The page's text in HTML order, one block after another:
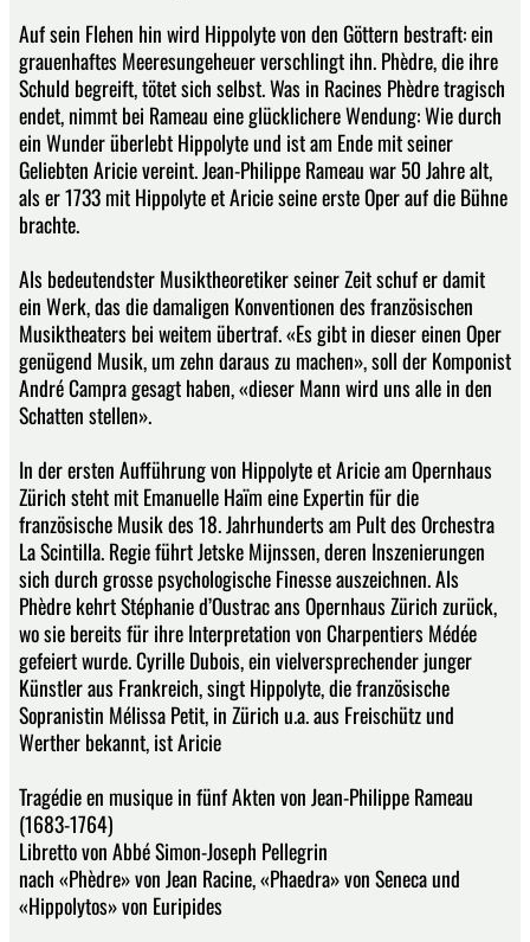
Auf sein Flehen hin wird Hippolyte von den Göttern bestraft: ein
grauenhaftes Meeresungeheuer verschlingt ihn. Phèdre, die ihre
Schuld begreift, tötet sich selbst. Was in Racines Phèdre tragisch
endet, nimmt bei Rameau eine glücklichere Wendung: Wie durch
ein Wunder überlebt Hippolyte und ist am Ende mit seiner
Geliebten Aricie vereint. Jean-Philippe Rameau war 50 Jahre alt,
als er 1733 mit Hippolyte et Aricie seine erste Oper auf die Bühne
brachte.
Als bedeutendster Musiktheoretiker seiner Zeit schuf er damit
ein Werk, das die damaligen Konventionen des französischen
Musiktheaters bei weitem übertraf. «Es gibt in dieser einen Oper
genügend Musik, um zehn daraus zu machen», soll der Komponist
André Campra gesagt haben, «dieser Mann wird uns alle in den
Schatten stellen».
In der ersten Aufführung von Hippolyte et Aricie am Opernhaus
Zürich steht mit Emanuelle Haïm eine Expertin für die
französische Musik des 18. Jahrhunderts am Pult des Orchestra
La Scintilla. Regie führt Jetske Mijnssen, deren Inszenierungen
sich durch grosse psychologische Finesse auszeichnen. Als
Phèdre kehrt Stéphanie d’Oustrac ans Opernhaus Zürich zurück,
wo sie bereits für ihre Interpretation von Charpentiers Médée
gefeiert wurde. Cyrille Dubois, ein vielversprechender junger
Künstler aus Frankreich, singt Hippolyte, die französische
Sopranistin Mélissa Petit, in Zürich u.a. aus Freischütz und
Werther bekannt, ist Aricie
Tragédie en musique in fünf Akten von Jean-Philippe Rameau
(1683-1764)
Libretto von Abbé Simon-Joseph Pellegrin
nach «Phèdre» von Jean Racine, «Phaedra» von Seneca und
«Hippolytos» von Euripides